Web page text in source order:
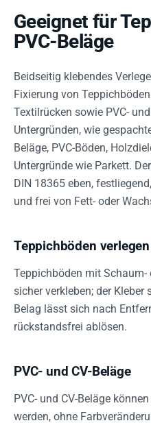
Geeignet für
PVC-Beläge
Beidseitig klebendes
Fixierung von
Textilrücken sowie PVC-
Untergründen, wie
Beläge, PVC-Böden,
Untergründe wie Parkett.
DIN 18365 eben,
und frei von Fett- oder
Teppichböden verlegen
Teppichböden mit
sicher verkleben; der
Belag lässt sich nach
rückstandsfrei ablösen.
PVC- und CV-Beläge
PVC- und CV-Beläge
werden, ohne